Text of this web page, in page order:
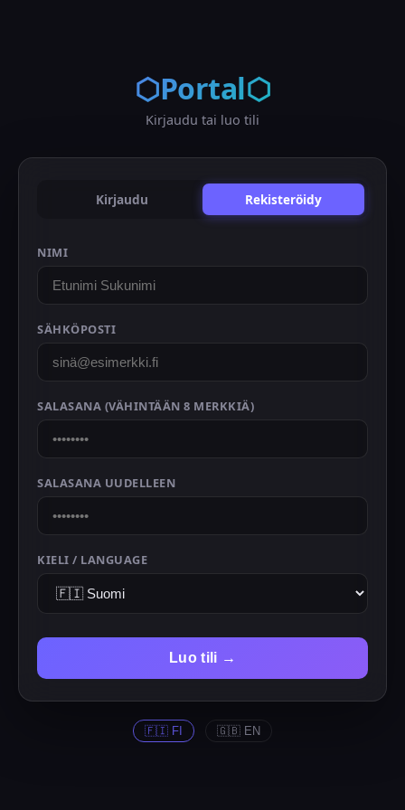
⬡Portal⬡
Kirjaudu tai luo tili
Kirjaudu Rekisteröidy
NIMI
SÄHKÖPOSTI
SALASANA (VÄHINTÄÄN 8 MERKKIÄ)
SALASANA UUDELLEEN
KIELI / LANGUAGE
Luo tili →
🇫🇮 FI 🇬🇧 EN